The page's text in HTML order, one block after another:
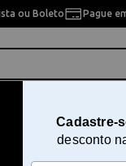
ou Boleto Pague
Pintura
Cadastre-
desconto